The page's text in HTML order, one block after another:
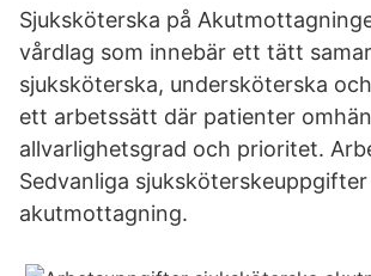
Sjuksköterska på
vårdlag som innebär ett tätt
sjuksköterska, undersköterska
ett arbetssätt där patienter
allvarlighetsgrad och prioritet.
Sedvanliga sjuksköterskeuppgifter
akutmottagning.